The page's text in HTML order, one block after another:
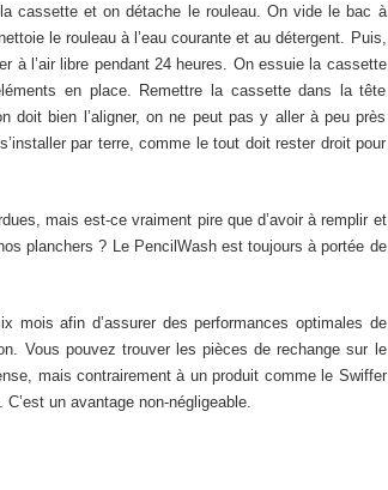
cassette et on détache le rouleau. On vide le bac à
le rouleau à l’eau courante et au détergent. Puis,
à l’air libre pendant 24 heures. On essuie la cassette
en place. Remettre la cassette dans la tête
doit bien l’aligner, on ne peut pas y aller à peu près
par terre, comme le tout doit rester droit pour
mais est-ce vraiment pire que d’avoir à remplir et
planchers ? Le PencilWash est toujours à portée de
mois afin d’assurer des performances optimales de
Vous pouvez trouver les pièces de rechange sur le
mais contrairement à un produit comme le Swiffer
un avantage non-négligeable.